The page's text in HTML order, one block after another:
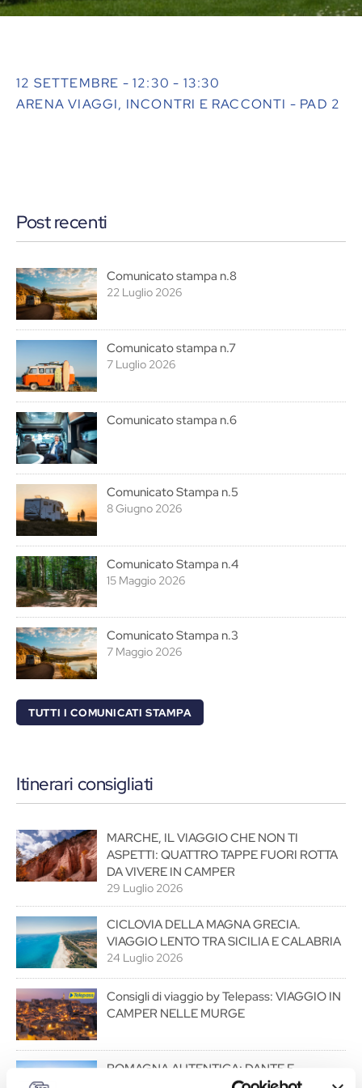
12 SETTEMBRE - 12:30 - 13:30
ARENA VIAGGI, INCONTRI E RACCONTI - PAD 2
Post recenti
Comunicato stampa n.8
22 Luglio 2026
Comunicato stampa n.7
7 Luglio 2026
Comunicato stampa n.6
Comunicato Stampa n.5
8 Giugno 2026
Comunicato Stampa n.4
15 Maggio 2026
Comunicato Stampa n.3
7 Maggio 2026
TUTTI I COMUNICATI STAMPA
Itinerari consigliati
MARCHE, IL VIAGGIO CHE NON TI
ASPETTI: QUATTRO TAPPE FUORI ROTTA
DA VIVERE IN CAMPER
29 Luglio 2026
CICLOVIA DELLA MAGNA GRECIA.
VIAGGIO LENTO TRA SICILIA E CALABRIA
24 Luglio 2026
Consigli di viaggio by Telepass: VIAGGIO IN
CAMPER NELLE MURGE
ROMAGNA AUTENTICA: DANTE E